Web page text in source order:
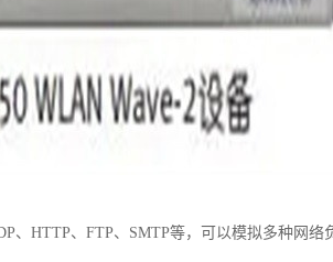
、HTTP、FTP、SMTP等，可以模拟多种网络